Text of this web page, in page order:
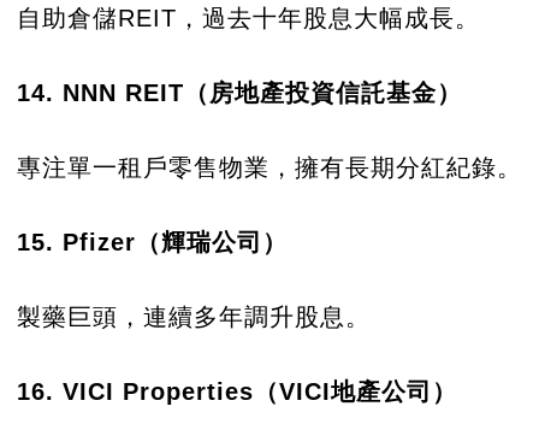
自助倉儲REIT，過去十年股息大幅成長。
14. NNN REIT（房地產投資信託基金）
專注單一租戶零售物業，擁有長期分紅紀錄。
15. Pfizer（輝瑞公司）
製藥巨頭，連續多年調升股息。
16. VICI Properties（VICI地產公司​）